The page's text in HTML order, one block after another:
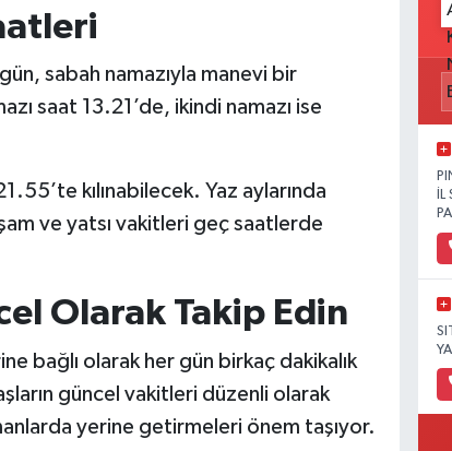
sabah namazıyla manevi bir
saat 13.21’de, ikindi namazı ise
kılınabilecek. Yaz aylarında
ve yatsı vakitleri geç saatlerde
Olarak Takip Edin
bağlı olarak her gün birkaç dakikalık
güncel vakitleri düzenli olarak
yerine getirmeleri önem taşıyor.